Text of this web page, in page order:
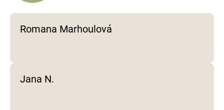
k
y
Romana Marhoulová
Jana N.